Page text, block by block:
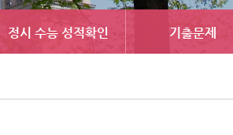
정시 수능 성적확인 기출문제